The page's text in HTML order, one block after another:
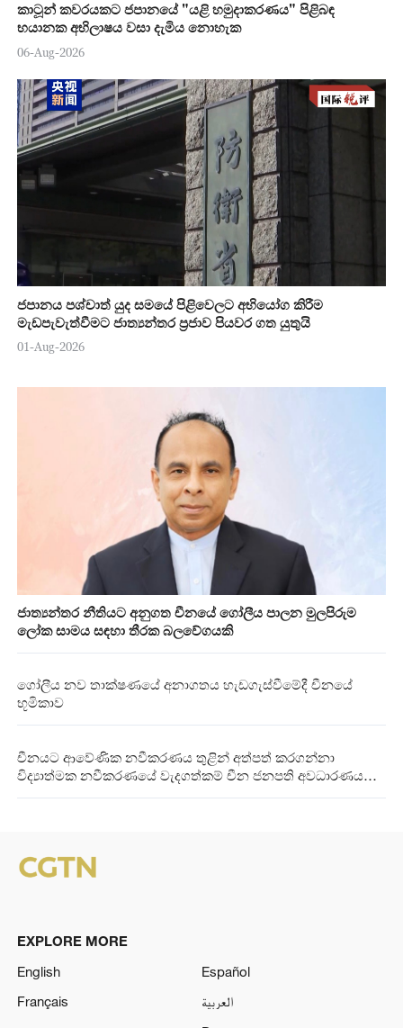
කාටූන් කවරයකට ජපානයේ "යළි හමුදාකරණය" පිළිබඳ
භයානක අභිලාෂය වසා දැමිය නොහැක
06-Aug-2026
ජපානය පශ්චාත් යුද සමයේ පිළිවෙලට අභියෝග කිරීම
මැඩපැවැත්වීමට ජාත්‍යන්තර ප්‍රජාව පියවර ගත යුතුයි
01-Aug-2026
ජාත්‍යන්තර නීතියට අනුගත චීනයේ ගෝලීය පාලන මුලපිරුම
ලෝක සාමය සඳහා තීරක බලවේගයකි
ගෝලීය නව තාක්ෂණයේ අනාගතය හැඩගැස්වීමේදී චීනයේ
භූමිකාව
චීනයට ආවේණික නවීකරණය තුළින් අත්පත් කරගන්නා
විද්‍යාත්මක නවීකරණයේ වැදගත්කම් චීන ජනපති අවධාරණය
EXPLORE MORE
English
Español
Français
العربية